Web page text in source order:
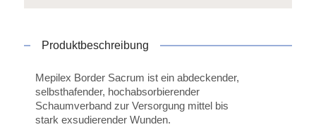
Produktbeschreibung
Mepilex Border Sacrum ist ein abdeckender,
selbsthafender, hochabsorbierender
Schaumverband zur Versorgung mittel bis
stark exsudierender Wunden.